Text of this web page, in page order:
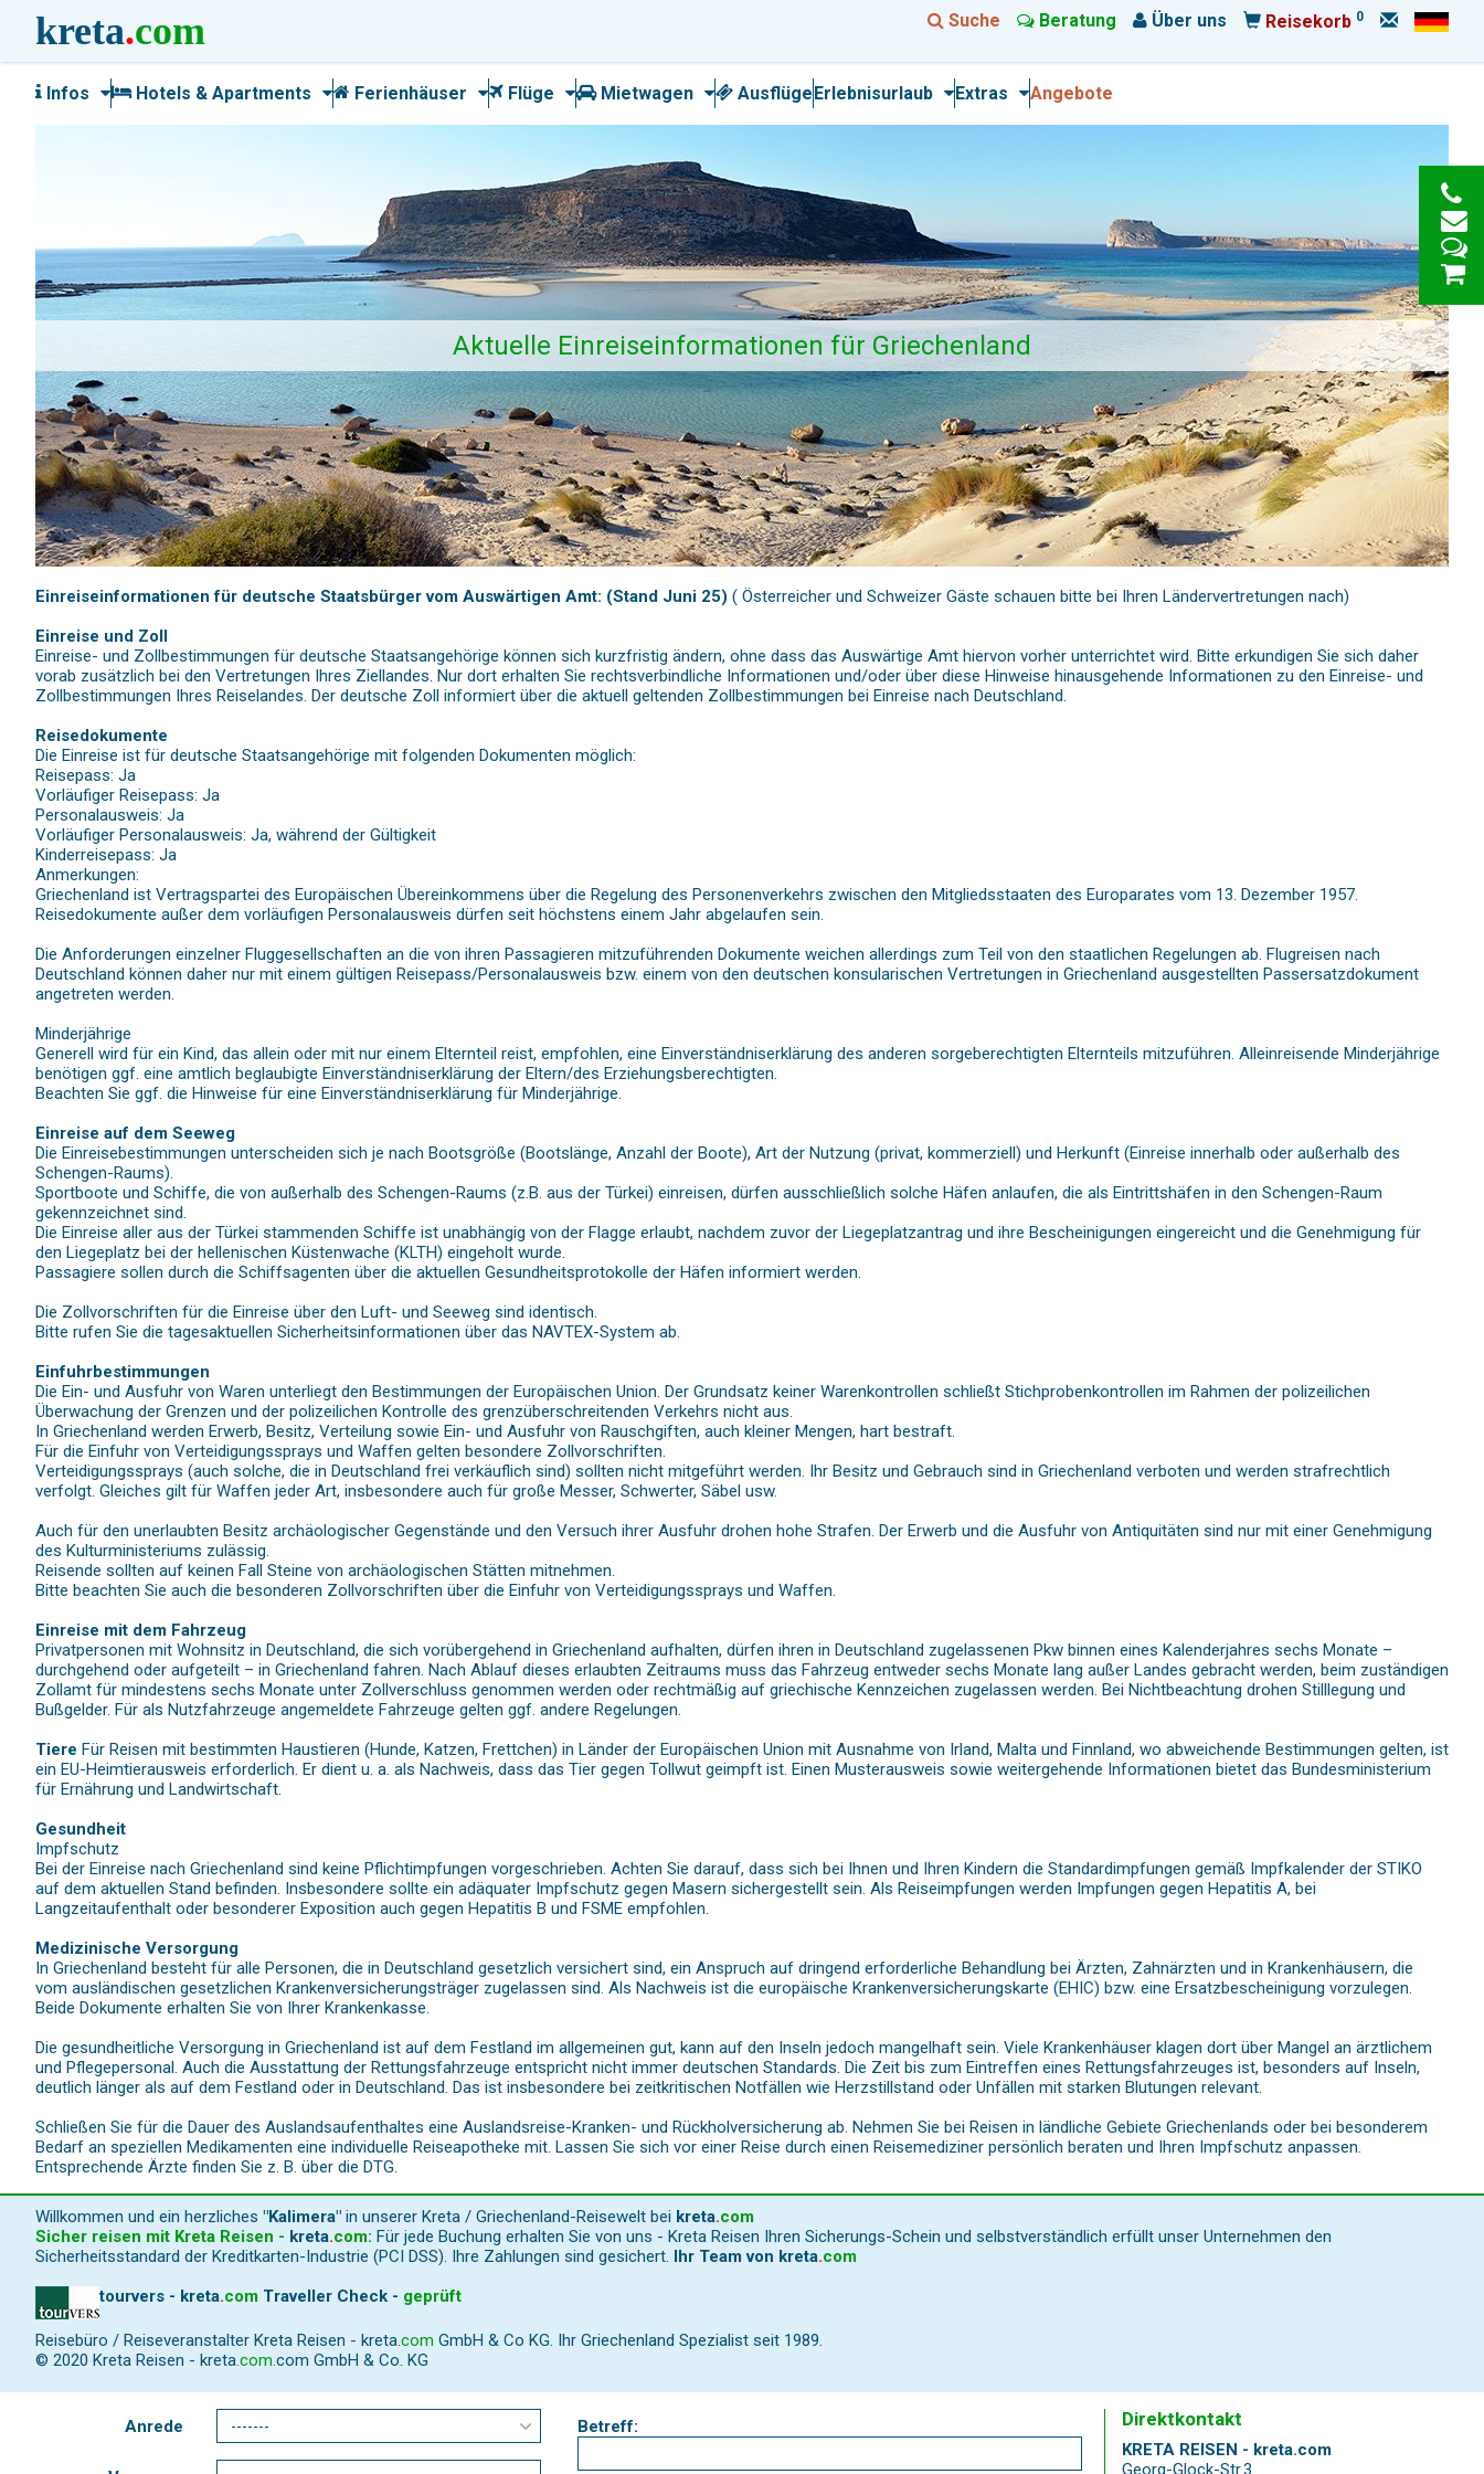
kreta.com Suche Beratung Über uns Reisekorb 0
Infos Hotels & Apartments Ferienhäuser Flüge Mietwagen AusflügeErlebnisurlaub Extras Angebote
Aktuelle Einreiseinformationen für Griechenland
Einreiseinformationen für deutsche Staatsbürger vom Auswärtigen Amt: (Stand Juni 25) ( Österreicher und Schweizer Gäste schauen bitte bei Ihren Ländervertretungen nach)
Einreise und Zoll
Einreise- und Zollbestimmungen für deutsche Staatsangehörige können sich kurzfristig ändern, ohne dass das Auswärtige Amt hiervon vorher unterrichtet wird. Bitte erkundigen Sie sich daher
vorab zusätzlich bei den Vertretungen Ihres Ziellandes. Nur dort erhalten Sie rechtsverbindliche Informationen und/oder über diese Hinweise hinausgehende Informationen zu den Einreise- und
Zollbestimmungen Ihres Reiselandes. Der deutsche Zoll informiert über die aktuell geltenden Zollbestimmungen bei Einreise nach Deutschland.
Reisedokumente
Die Einreise ist für deutsche Staatsangehörige mit folgenden Dokumenten möglich:
Reisepass: Ja
Vorläufiger Reisepass: Ja
Personalausweis: Ja
Vorläufiger Personalausweis: Ja, während der Gültigkeit
Kinderreisepass: Ja
Anmerkungen:
Griechenland ist Vertragspartei des Europäischen Übereinkommens über die Regelung des Personenverkehrs zwischen den Mitgliedsstaaten des Europarates vom 13. Dezember 1957.
Reisedokumente außer dem vorläufigen Personalausweis dürfen seit höchstens einem Jahr abgelaufen sein.
Die Anforderungen einzelner Fluggesellschaften an die von ihren Passagieren mitzuführenden Dokumente weichen allerdings zum Teil von den staatlichen Regelungen ab. Flugreisen nach
Deutschland können daher nur mit einem gültigen Reisepass/Personalausweis bzw. einem von den deutschen konsularischen Vertretungen in Griechenland ausgestellten Passersatzdokument
angetreten werden.
Minderjährige
Generell wird für ein Kind, das allein oder mit nur einem Elternteil reist, empfohlen, eine Einverständniserklärung des anderen sorgeberechtigten Elternteils mitzuführen. Alleinreisende Minderjährige
benötigen ggf. eine amtlich beglaubigte Einverständniserklärung der Eltern/des Erziehungsberechtigten.
Beachten Sie ggf. die Hinweise für eine Einverständniserklärung für Minderjährige.
Einreise auf dem Seeweg
Die Einreisebestimmungen unterscheiden sich je nach Bootsgröße (Bootslänge, Anzahl der Boote), Art der Nutzung (privat, kommerziell) und Herkunft (Einreise innerhalb oder außerhalb des
Schengen-Raums).
Sportboote und Schiffe, die von außerhalb des Schengen-Raums (z.B. aus der Türkei) einreisen, dürfen ausschließlich solche Häfen anlaufen, die als Eintrittshäfen in den Schengen-Raum
gekennzeichnet sind.
Die Einreise aller aus der Türkei stammenden Schiffe ist unabhängig von der Flagge erlaubt, nachdem zuvor der Liegeplatzantrag und ihre Bescheinigungen eingereicht und die Genehmigung für
den Liegeplatz bei der hellenischen Küstenwache (KLTH) eingeholt wurde.
Passagiere sollen durch die Schiffsagenten über die aktuellen Gesundheitsprotokolle der Häfen informiert werden.
Die Zollvorschriften für die Einreise über den Luft- und Seeweg sind identisch.
Bitte rufen Sie die tagesaktuellen Sicherheitsinformationen über das NAVTEX-System ab.
Einfuhrbestimmungen
Die Ein- und Ausfuhr von Waren unterliegt den Bestimmungen der Europäischen Union. Der Grundsatz keiner Warenkontrollen schließt Stichprobenkontrollen im Rahmen der polizeilichen
Überwachung der Grenzen und der polizeilichen Kontrolle des grenzüberschreitenden Verkehrs nicht aus.
In Griechenland werden Erwerb, Besitz, Verteilung sowie Ein- und Ausfuhr von Rauschgiften, auch kleiner Mengen, hart bestraft.
Für die Einfuhr von Verteidigungssprays und Waffen gelten besondere Zollvorschriften.
Verteidigungssprays (auch solche, die in Deutschland frei verkäuflich sind) sollten nicht mitgeführt werden. Ihr Besitz und Gebrauch sind in Griechenland verboten und werden strafrechtlich
verfolgt. Gleiches gilt für Waffen jeder Art, insbesondere auch für große Messer, Schwerter, Säbel usw.
Auch für den unerlaubten Besitz archäologischer Gegenstände und den Versuch ihrer Ausfuhr drohen hohe Strafen. Der Erwerb und die Ausfuhr von Antiquitäten sind nur mit einer Genehmigung
des Kulturministeriums zulässig.
Reisende sollten auf keinen Fall Steine von archäologischen Stätten mitnehmen.
Bitte beachten Sie auch die besonderen Zollvorschriften über die Einfuhr von Verteidigungssprays und Waffen.
Einreise mit dem Fahrzeug
Privatpersonen mit Wohnsitz in Deutschland, die sich vorübergehend in Griechenland aufhalten, dürfen ihren in Deutschland zugelassenen Pkw binnen eines Kalenderjahres sechs Monate –
durchgehend oder aufgeteilt – in Griechenland fahren. Nach Ablauf dieses erlaubten Zeitraums muss das Fahrzeug entweder sechs Monate lang außer Landes gebracht werden, beim zuständigen
Zollamt für mindestens sechs Monate unter Zollverschluss genommen werden oder rechtmäßig auf griechische Kennzeichen zugelassen werden. Bei Nichtbeachtung drohen Stilllegung und
Bußgelder. Für als Nutzfahrzeuge angemeldete Fahrzeuge gelten ggf. andere Regelungen.
Tiere Für Reisen mit bestimmten Haustieren (Hunde, Katzen, Frettchen) in Länder der Europäischen Union mit Ausnahme von Irland, Malta und Finnland, wo abweichende Bestimmungen gelten, ist
ein EU-Heimtierausweis erforderlich. Er dient u. a. als Nachweis, dass das Tier gegen Tollwut geimpft ist. Einen Musterausweis sowie weitergehende Informationen bietet das Bundesministerium
für Ernährung und Landwirtschaft.
Gesundheit
Impfschutz
Bei der Einreise nach Griechenland sind keine Pflichtimpfungen vorgeschrieben. Achten Sie darauf, dass sich bei Ihnen und Ihren Kindern die Standardimpfungen gemäß Impfkalender der STIKO
auf dem aktuellen Stand befinden. Insbesondere sollte ein adäquater Impfschutz gegen Masern sichergestellt sein. Als Reiseimpfungen werden Impfungen gegen Hepatitis A, bei
Langzeitaufenthalt oder besonderer Exposition auch gegen Hepatitis B und FSME empfohlen.
Medizinische Versorgung
In Griechenland besteht für alle Personen, die in Deutschland gesetzlich versichert sind, ein Anspruch auf dringend erforderliche Behandlung bei Ärzten, Zahnärzten und in Krankenhäusern, die
vom ausländischen gesetzlichen Krankenversicherungsträger zugelassen sind. Als Nachweis ist die europäische Krankenversicherungskarte (EHIC) bzw. eine Ersatzbescheinigung vorzulegen.
Beide Dokumente erhalten Sie von Ihrer Krankenkasse.
Die gesundheitliche Versorgung in Griechenland ist auf dem Festland im allgemeinen gut, kann auf den Inseln jedoch mangelhaft sein. Viele Krankenhäuser klagen dort über Mangel an ärztlichem
und Pflegepersonal. Auch die Ausstattung der Rettungsfahrzeuge entspricht nicht immer deutschen Standards. Die Zeit bis zum Eintreffen eines Rettungsfahrzeuges ist, besonders auf Inseln,
deutlich länger als auf dem Festland oder in Deutschland. Das ist insbesondere bei zeitkritischen Notfällen wie Herzstillstand oder Unfällen mit starken Blutungen relevant.
Schließen Sie für die Dauer des Auslandsaufenthaltes eine Auslandsreise-Kranken- und Rückholversicherung ab. Nehmen Sie bei Reisen in ländliche Gebiete Griechenlands oder bei besonderem
Bedarf an speziellen Medikamenten eine individuelle Reiseapotheke mit. Lassen Sie sich vor einer Reise durch einen Reisemediziner persönlich beraten und Ihren Impfschutz anpassen.
Entsprechende Ärzte finden Sie z. B. über die DTG.
Willkommen und ein herzliches "Kalimera" in unserer Kreta / Griechenland-Reisewelt bei kreta.com
Sicher reisen mit Kreta Reisen - kreta.com: Für jede Buchung erhalten Sie von uns - Kreta Reisen Ihren Sicherungs-Schein und selbstverständlich erfüllt unser Unternehmen den
Sicherheitsstandard der Kreditkarten-Industrie (PCI DSS). Ihre Zahlungen sind gesichert. Ihr Team von kreta.com
tourvers - kreta.com Traveller Check - geprüft
Reisebüro / Reiseveranstalter Kreta Reisen - kreta.com GmbH & Co KG. Ihr Griechenland Spezialist seit 1989.
© 2020 Kreta Reisen - kreta.com.com GmbH & Co. KG
Anrede Betreff: Direktkontakt
KRETA REISEN - kreta.com
Georg-Glock-Str.3